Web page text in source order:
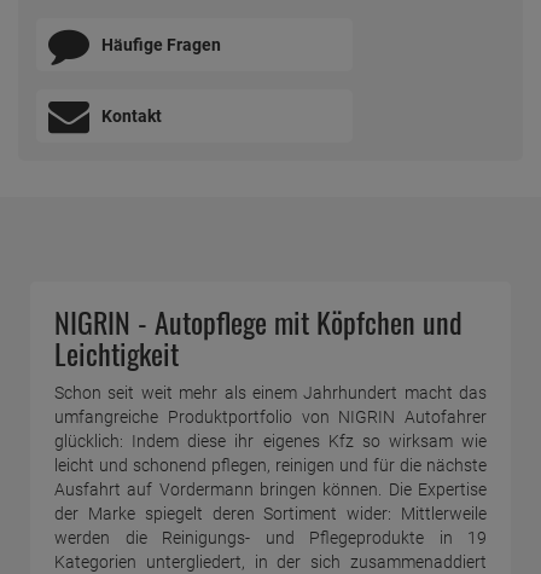
Häufige Fragen
Kontakt
NIGRIN - Autopflege mit Köpfchen und
Leichtigkeit
Schon seit weit mehr als einem Jahrhundert macht das
umfangreiche Produktportfolio von NIGRIN Autofahrer
glücklich: Indem diese ihr eigenes Kfz so wirksam wie
leicht und schonend pflegen, reinigen und für die nächste
Ausfahrt auf Vordermann bringen können. Die Expertise
der Marke spiegelt deren Sortiment wider: Mittlerweile
werden die Reinigungs- und Pflegeprodukte in 19
Kategorien untergliedert, in der sich zusammenaddiert